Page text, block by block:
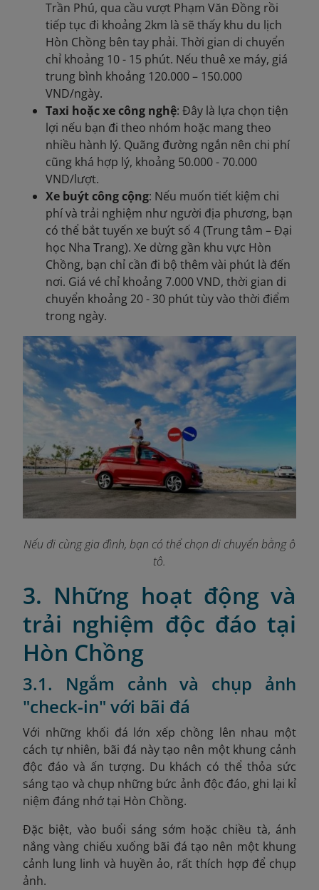
Trần Phú, qua cầu vượt Phạm Văn Đồng rồi
tiếp tục đi khoảng 2km là sẽ thấy khu du lịch
Hòn Chồng bên tay phải. Thời gian di chuyển
chỉ khoảng 10 - 15 phút. Nếu thuê xe máy, giá
trung bình khoảng 120.000 – 150.000
VND/ngày.
Taxi hoặc xe công nghệ: Đây là lựa chọn tiện
lợi nếu bạn đi theo nhóm hoặc mang theo
nhiều hành lý. Quãng đường ngắn nên chi phí
cũng khá hợp lý, khoảng 50.000 - 70.000
VND/lượt.
Xe buýt công cộng: Nếu muốn tiết kiệm chi
phí và trải nghiệm như người địa phương, bạn
có thể bắt tuyến xe buýt số 4 (Trung tâm – Đại
học Nha Trang). Xe dừng gần khu vực Hòn
Chồng, bạn chỉ cần đi bộ thêm vài phút là đến
nơi. Giá vé chỉ khoảng 7.000 VND, thời gian di
chuyển khoảng 20 - 30 phút tùy vào thời điểm
trong ngày.
Nếu đi cùng gia đình, bạn có thể chọn di chuyển bằng ô
tô.
3. Những hoạt động và
trải nghiệm độc đáo tại
Hòn Chồng
3.1. Ngắm cảnh và chụp ảnh
"check-in" với bãi đá
Với những khối đá lớn xếp chồng lên nhau một
cách tự nhiên, bãi đá này tạo nên một khung cảnh
độc đáo và ấn tượng. Du khách có thể thỏa sức
sáng tạo và chụp những bức ảnh độc đáo, ghi lại kỉ
niệm đáng nhớ tại Hòn Chồng.
Đặc biệt, vào buổi sáng sớm hoặc chiều tà, ánh
nắng vàng chiếu xuống bãi đá tạo nên một khung
cảnh lung linh và huyền ảo, rất thích hợp để chụp
ảnh.